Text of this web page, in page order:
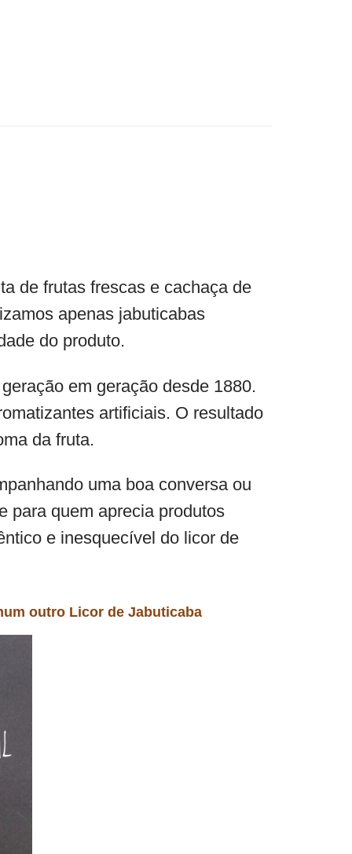
de frutas frescas e cachaça de
apenas jabuticabas
do produto.
em geração desde 1880.
artificiais. O resultado
da fruta.
uma boa conversa ou
para quem aprecia produtos
e inesquecível do licor de
outro Licor de Jabuticaba